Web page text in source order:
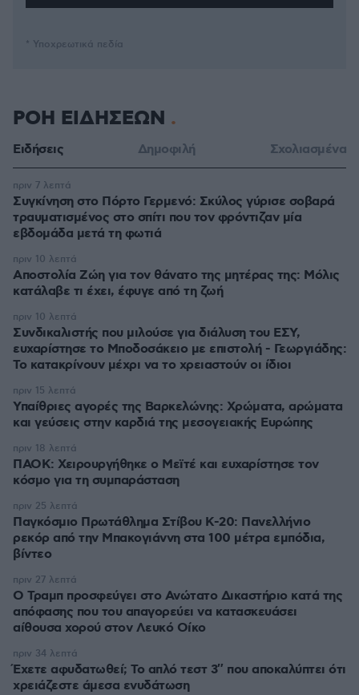
* Υποχρεωτικά πεδία
ΡΟΗ ΕΙΔΗΣΕΩΝ
Ειδήσεις Δημοφιλή Σχολιασμένα
Συγκίνηση στο Πόρτο Γερμενό: Σκύλος γύρισε σοβαρά
τραυματισμένος στο σπίτι που τον φρόντιζαν μία
εβδομάδα μετά τη φωτιά
πριν 7 λεπτά
Αποστολία Ζώη για τον θάνατο της μητέρας της: Μόλις
κατάλαβε τι έχει, έφυγε από τη ζωή
πριν 10 λεπτά
Συνδικαλιστής που μιλούσε για διάλυση του ΕΣΥ,
ευχαρίστησε το Μποδοσάκειο με επιστολή - Γεωργιάδης:
Το κατακρίνουν μέχρι να το χρειαστούν οι ίδιοι
πριν 10 λεπτά
Υπαίθριες αγορές της Βαρκελώνης: Xρώματα, αρώματα
και γεύσεις στην καρδιά της μεσογειακής Ευρώπης
πριν 15 λεπτά
ΠΑΟΚ: Χειρουργήθηκε ο Μεϊτέ και ευχαρίστησε τον
κόσμο για τη συμπαράσταση
πριν 18 λεπτά
Παγκόσμιο Πρωτάθλημα Στίβου Κ-20: Πανελλήνιο
ρεκόρ από την Μπακογιάννη στα 100 μέτρα εμπόδια,
βίντεο
πριν 25 λεπτά
Ο Τραμπ προσφεύγει στο Ανώτατο Δικαστήριο κατά της
απόφασης που του απαγορεύει να κατασκευάσει
αίθουσα χορού στον Λευκό Οίκο
πριν 27 λεπτά
Έχετε αφυδατωθεί; Το απλό τεστ 3″ που αποκαλύπτει ότι
χρειάζεστε άμεσα ενυδάτωση
πριν 34 λεπτά